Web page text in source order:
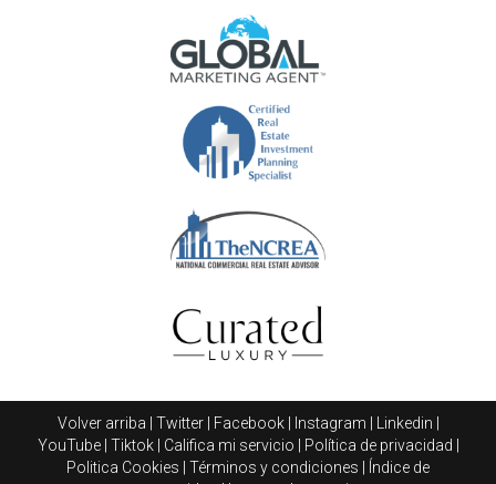
Volver arriba Twitter| Facebook| Instagram Linkedin
YouTube| Tiktok| Califica mi servicio Política de privacidad
Politica Cookies
Términos y condiciones
Índice de